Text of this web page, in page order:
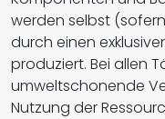
werden selbst
durch einen
produziert. Bei allen
umweltschonende
Nutzung der